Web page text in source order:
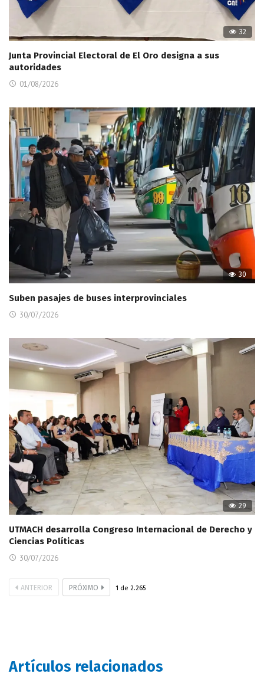
32
Junta Provincial Electoral de El Oro designa a sus
autoridades
01/08/2026
30
Suben pasajes de buses interprovinciales
30/07/2026
29
UTMACH desarrolla Congreso Internacional de Derecho y
Ciencias Políticas
30/07/2026
ANTERIOR PRÓXIMO 1 de 2.265
Artículos relacionados